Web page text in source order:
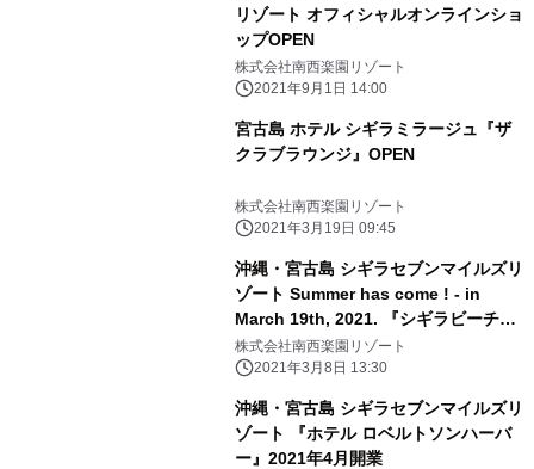
リゾート オフィシャルオンラインショ
ップOPEN
株式会社南西楽園リゾート
2021年9月1日 14:00
宮古島 ホテル シギラミラージュ『ザ
クラブラウンジ』OPEN
株式会社南西楽園リゾート
2021年3月19日 09:45
沖縄・宮古島 シギラセブンマイルズリ
ゾート Summer has come ! - in
March 19th, 2021. 『シギラビーチ』
の海開き
株式会社南西楽園リゾート
2021年3月8日 13:30
沖縄・宮古島 シギラセブンマイルズリ
ゾート 『ホテル ロベルトソンハーバ
ー』2021年4月開業